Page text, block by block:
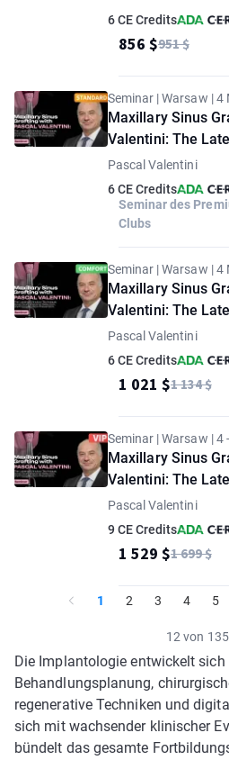
6 CE Credits
856 $951 $
Seminar | Warsaw | 4
Maxillary Sinus
Valentini: The
Bone Graft
Complication
"Standard" option
Pascal Valentini
6 CE Credits
Seminar des
Clubs
Seminar | Warsaw | 4
Maxillary Sinus
Valentini: The
Bone Graft
Complication
"Comfort" option
Pascal Valentini
6 CE Credits
1 021 $1 134 $
Seminar | Warsaw | 4
Maxillary Sinus
Valentini: The
Bone Graft
Complication
Demonstration
Pascal Valentini
9 CE Credits
1 529 $1 699 $
1 2 3 4 5
12 von
Die Implantologie entwickelt
Behandlungsplanung,
regenerative Techniken und
sich mit wachsender klinischer
bündelt das gesamte